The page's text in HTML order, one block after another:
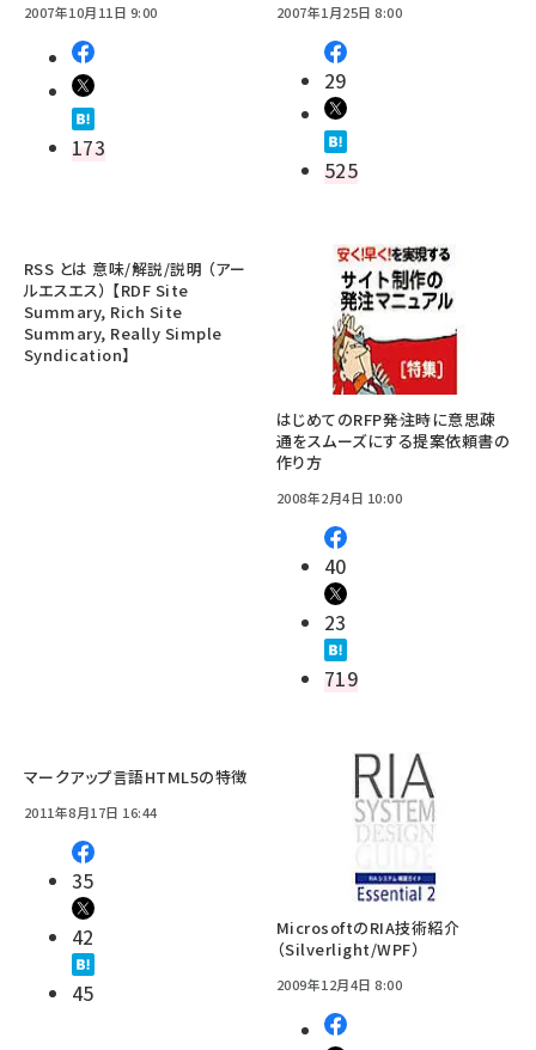
2007年10月11日 9:00
173
2007年1月25日 8:00
29
525
RSS とは 意味/解説/説明 （アー
ルエスエス） 【RDF Site
Summary, Rich Site
Summary, Really Simple
Syndication】
はじめてのRFP――発注時に意思疎
通をスムーズにする提案依頼書の
作り方
2008年2月4日 10:00
40
23
719
マークアップ言語HTML5の特徴
2011年8月17日 16:44
35
42
45
MicrosoftのRIA技術紹介
（Silverlight/WPF）
2009年12月4日 8:00